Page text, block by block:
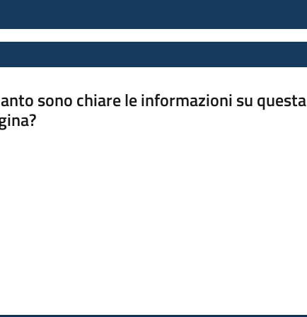
sono chiare le informazioni su questa